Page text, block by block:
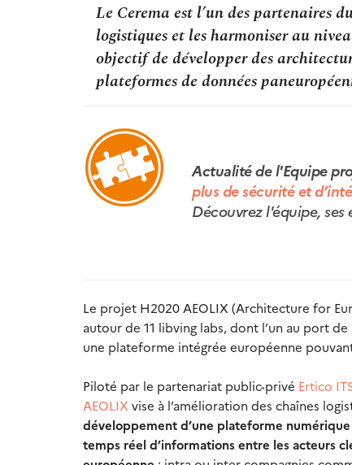
Le Cerema est l’un des partenaires
logistiques et les harmoniser au
objectif de développer des
plateformes de données
Actualité de l'Equipe
plus de sécurité et
Découvrez l'équipe, ses
Le projet H2020 AEOLIX (Architecture for
autour de 11 libving labs, dont l’un au port
une plateforme intégrée européenne
Piloté par le partenariat public-privé Ertico
AEOLIX vise à l’amélioration des chaînes
développement d’une plateforme
temps réel d’informations entre les acteurs